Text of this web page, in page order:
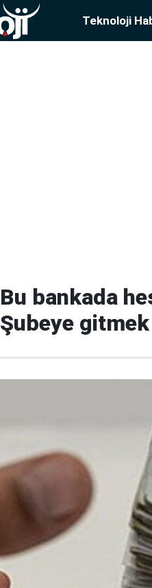
Teknoloji
Bu bankada
Şubeye